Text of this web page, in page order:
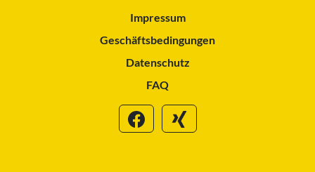
Impressum
Geschäftsbedingungen
Datenschutz
FAQ